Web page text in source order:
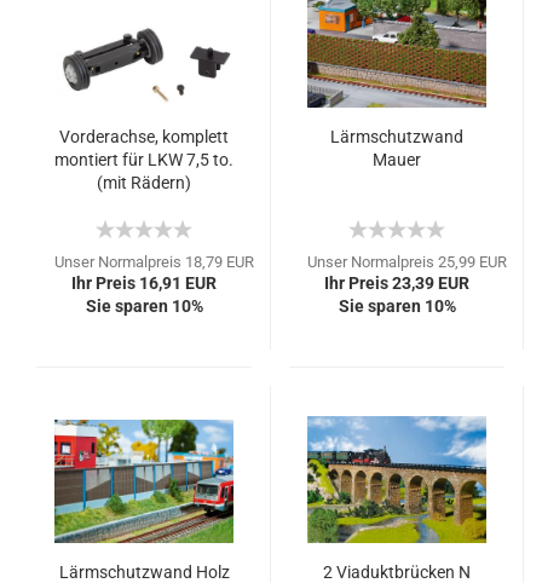
Vorderachse, komplett
montiert für LKW 7,5 to.
(mit Rädern)
Unser Normalpreis 18,79 EUR
Ihr Preis 16,91 EUR
Sie sparen 10%
Lärmschutzwand
Mauer
Unser Normalpreis 25,99 EUR
Ihr Preis 23,39 EUR
Sie sparen 10%
Lärmschutzwand Holz
2 Viaduktbrücken N